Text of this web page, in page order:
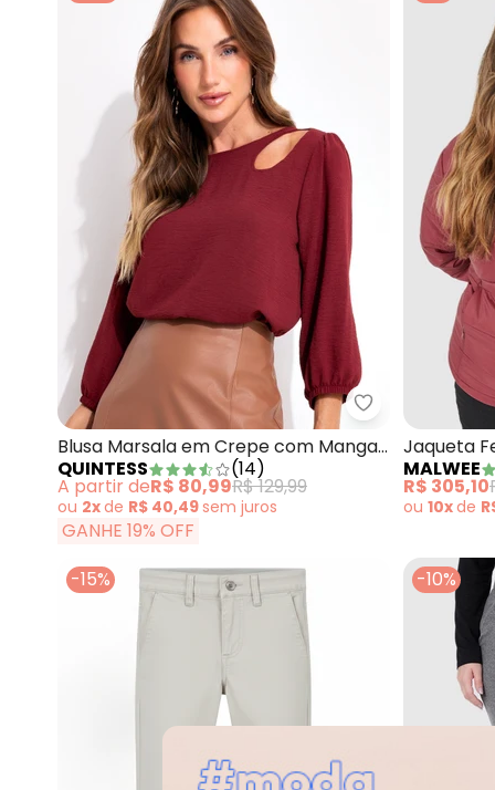
Quintess -
Blusa Marsala em Crepe com Manga
3/4 e Detalhe Vazado no Ombro
QUINTESS (14)
A partir deR$ 80,99R$ 129,99
ou 2xde R$ 40,49sem juros
GANHE 19% OFF
Jaqueta
MALWEE
R$ 305,10
ou 10xde
-15% -10%